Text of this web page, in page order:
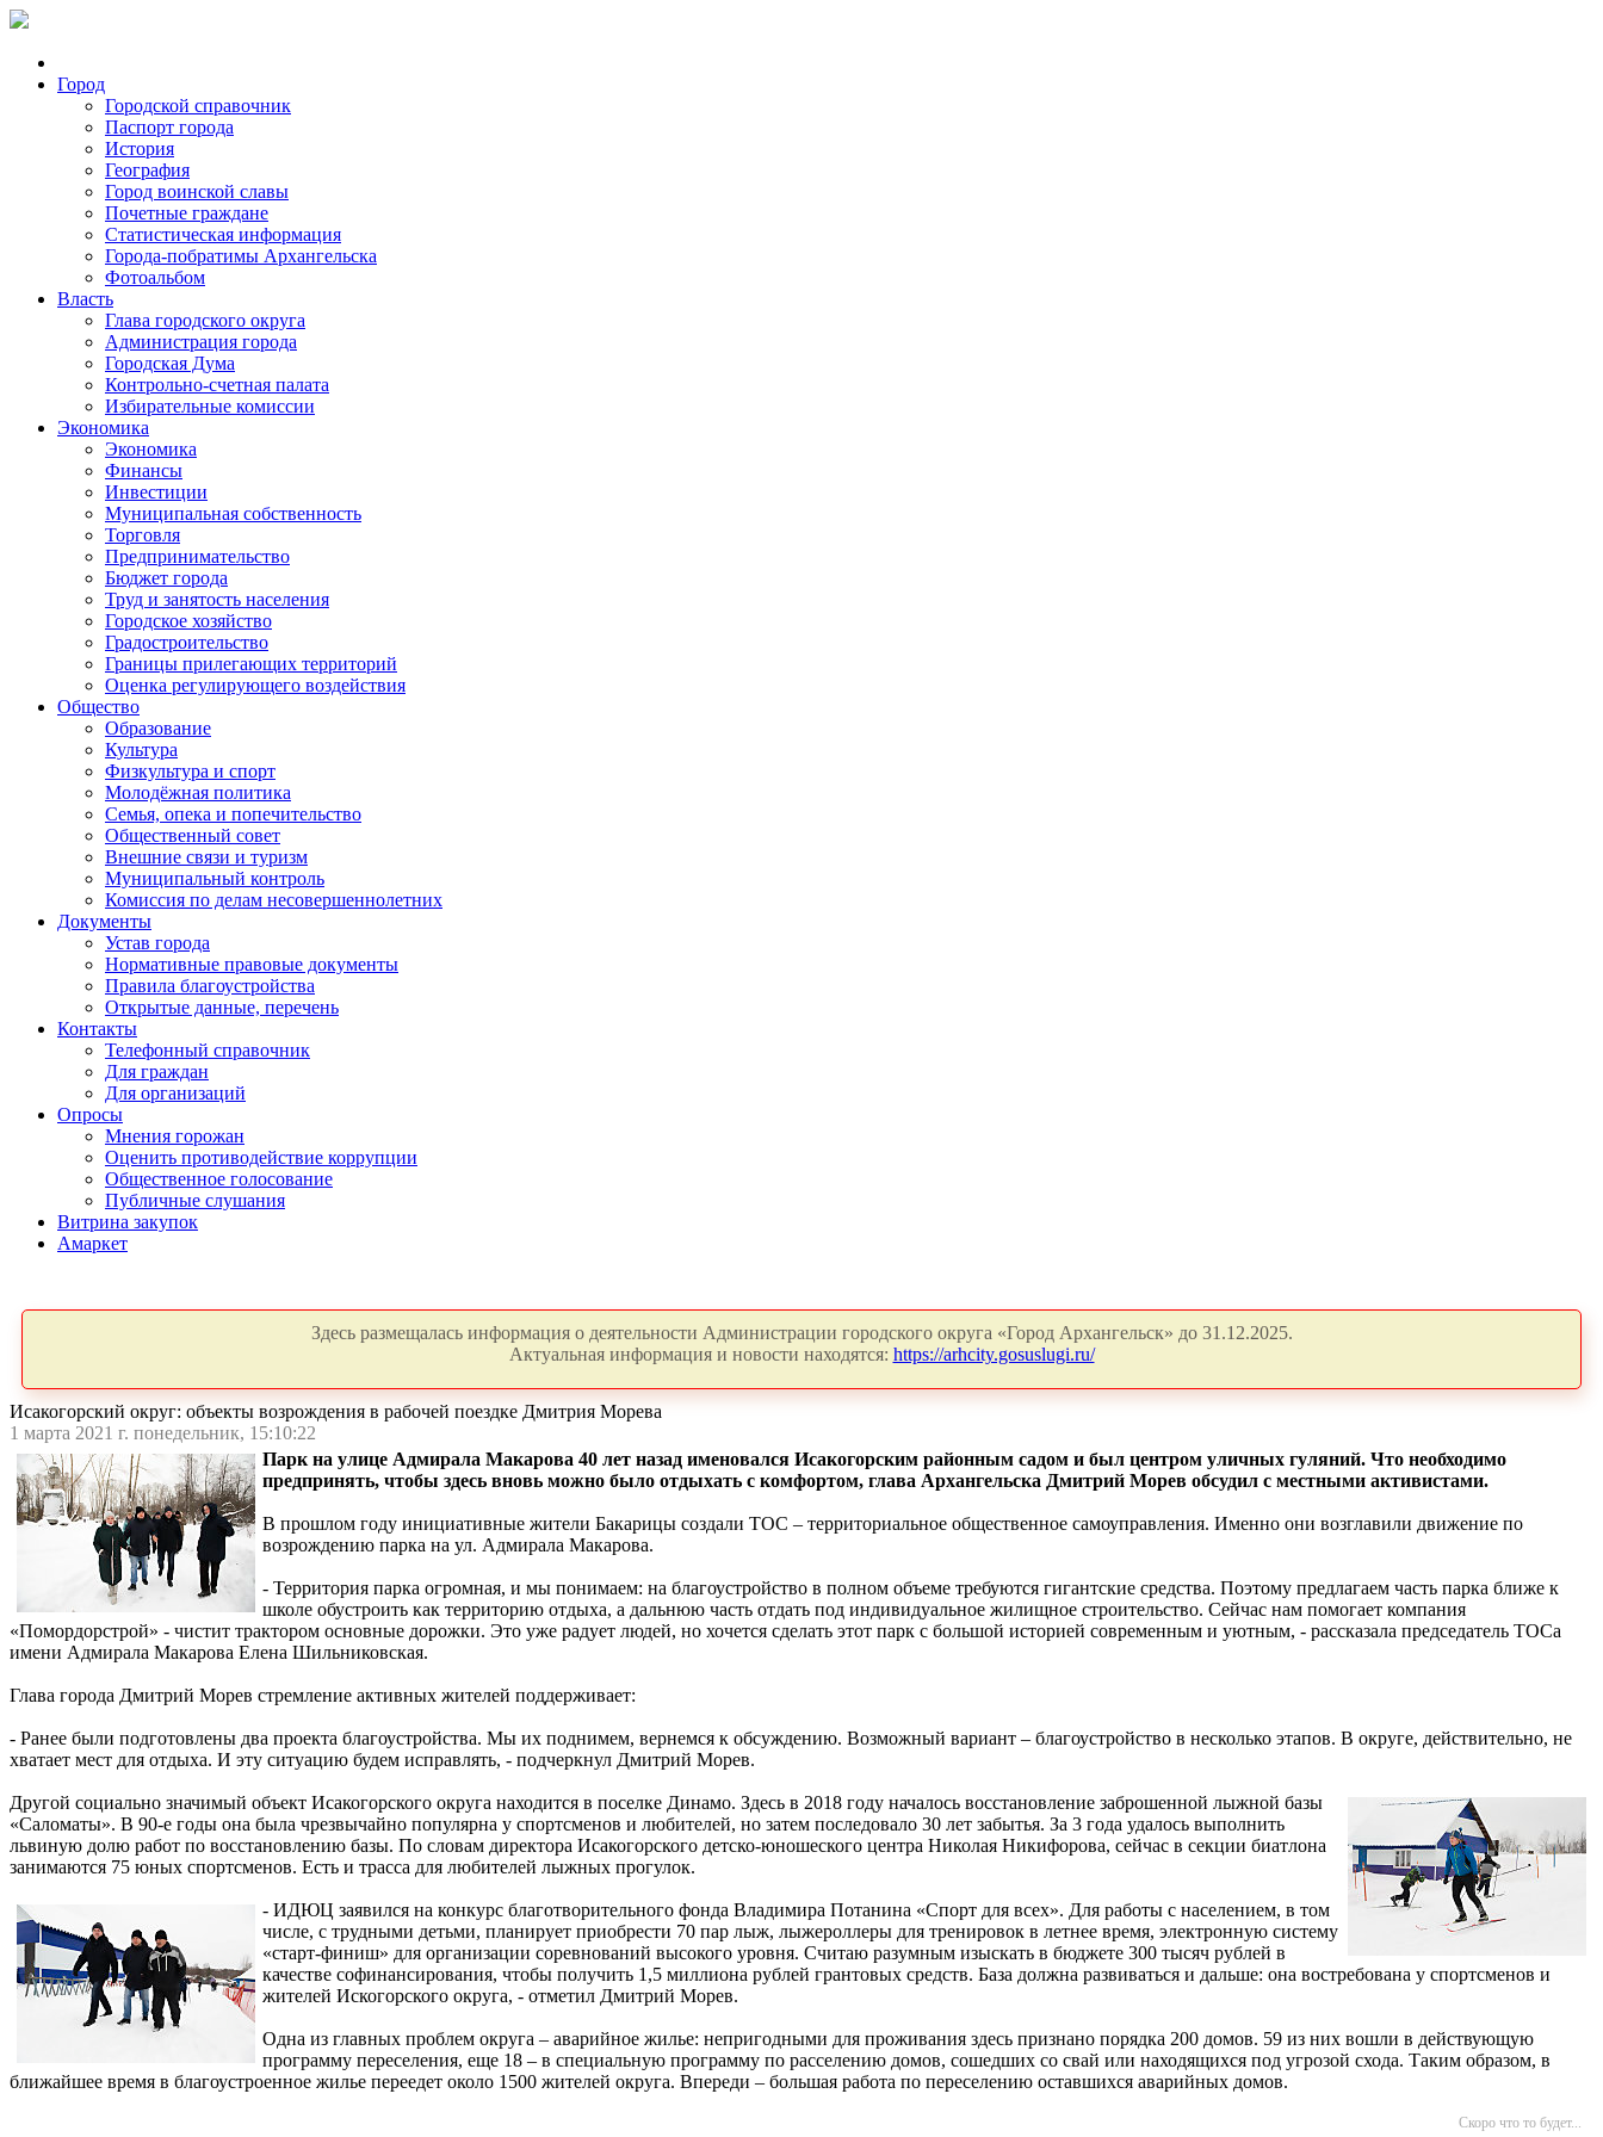
Город
Городской справочник
Паспорт города
История
География
Город воинской славы
Почетные граждане
Статистическая информация
Города-побратимы Архангельска
Фотоальбом
Власть
Глава городского округа
Администрация города
Городская Дума
Контрольно-счетная палата
Избирательные комиссии
Экономика
Экономика
Финансы
Инвестиции
Муниципальная собственность
Торговля
Предпринимательство
Бюджет города
Труд и занятость населения
Городское хозяйство
Градостроительство
Границы прилегающих территорий
Оценка регулирующего воздействия
Общество
Образование
Культура
Физкультура и спорт
Молодёжная политика
Семья, опека и попечительство
Общественный совет
Внешние связи и туризм
Муниципальный контроль
Комиссия по делам несовершеннолетних
Документы
Устав города
Нормативные правовые документы
Правила благоустройства
Открытые данные, перечень
Контакты
Телефонный справочник
Для граждан
Для организаций
Опросы
Мнения горожан
Оценить противодействие коррупции
Общественное голосование
Публичные слушания
Витрина закупок
Амаркет
Здесь размещалась информация о деятельности Администрации городского округа «Город Архангельск» до 31.12.2025.
Актуальная информация и новости находятся: https://arhcity.gosuslugi.ru/
Исакогорский округ: объекты возрождения в рабочей поездке Дмитрия Морева
1 марта 2021 г. понедельник, 15:10:22
Парк на улице Адмирала Макарова 40 лет назад именовался Исакогорским районным садом и был центром уличных гуляний. Что необходимо
предпринять, чтобы здесь вновь можно было отдыхать с комфортом, глава Архангельска Дмитрий Морев обсудил с местными активистами.
В прошлом году инициативные жители Бакарицы создали ТОС – территориальное общественное самоуправления. Именно они возглавили движение по
возрождению парка на ул. Адмирала Макарова.
- Территория парка огромная, и мы понимаем: на благоустройство в полном объеме требуются гигантские средства. Поэтому предлагаем часть парка ближе к
школе обустроить как территорию отдыха, а дальнюю часть отдать под индивидуальное жилищное строительство. Сейчас нам помогает компания
«Помордорстрой» - чистит трактором основные дорожки. Это уже радует людей, но хочется сделать этот парк с большой историей современным и уютным, - рассказала председатель ТОСа
имени Адмирала Макарова Елена Шильниковская.
Глава города Дмитрий Морев стремление активных жителей поддерживает:
- Ранее были подготовлены два проекта благоустройства. Мы их поднимем, вернемся к обсуждению. Возможный вариант – благоустройство в несколько этапов. В округе, действительно, не
хватает мест для отдыха. И эту ситуацию будем исправлять, - подчеркнул Дмитрий Морев.
Другой социально значимый объект Исакогорского округа находится в поселке Динамо. Здесь в 2018 году началось восстановление заброшенной лыжной базы
«Саломаты». В 90-е годы она была чрезвычайно популярна у спортсменов и любителей, но затем последовало 30 лет забытья. За 3 года удалось выполнить
львиную долю работ по восстановлению базы. По словам директора Исакогорского детско-юношеского центра Николая Никифорова, сейчас в секции биатлона
занимаются 75 юных спортсменов. Есть и трасса для любителей лыжных прогулок.
- ИДЮЦ заявился на конкурс благотворительного фонда Владимира Потанина «Спорт для всех». Для работы с населением, в том
числе, с трудными детьми, планирует приобрести 70 пар лыж, лыжероллеры для тренировок в летнее время, электронную систему
«старт-финиш» для организации соревнований высокого уровня. Считаю разумным изыскать в бюджете 300 тысяч рублей в
качестве софинансирования, чтобы получить 1,5 миллиона рублей грантовых средств. База должна развиваться и дальше: она востребована у спортсменов и
жителей Искогорского округа, - отметил Дмитрий Морев.
Одна из главных проблем округа – аварийное жилье: непригодными для проживания здесь признано порядка 200 домов. 59 из них вошли в действующую
программу переселения, еще 18 – в специальную программу по расселению домов, сошедших со свай или находящихся под угрозой схода. Таким образом, в
ближайшее время в благоустроенное жилье переедет около 1500 жителей округа. Впереди – большая работа по переселению оставшихся аварийных домов.
Скоро что то будет...